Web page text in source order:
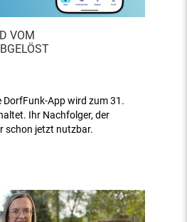
VOM
DorfFunk-App wird zum 31.
Ihr Nachfolger, der
schon jetzt nutzbar.